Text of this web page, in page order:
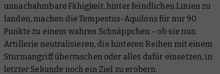
unnachahmbare Fähigkeit, hinter feindlichen Linien zu
landen, machen die Tempestus-Aquilons für nur 90
Punkte zu einem wahren Schnäppchen – ob sie nun
Artillerie neutralisieren, die hinteren Reihen mit einem
Sturmangriff überraschen oder alles dafür einsetzen, in
letzter Sekunde noch ein Ziel zu erobern.